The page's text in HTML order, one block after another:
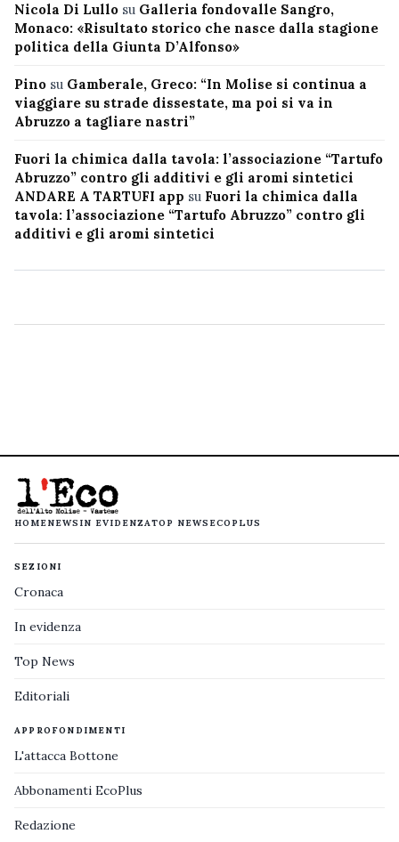
Nicola Di Lullo su Galleria fondovalle Sangro,
Monaco: «Risultato storico che nasce dalla stagione
politica della Giunta D’Alfonso»
Pino su Gamberale, Greco: “In Molise si continua a
viaggiare su strade dissestate, ma poi si va in
Abruzzo a tagliare nastri”
Fuori la chimica dalla tavola: l’associazione “Tartufo
Abruzzo” contro gli additivi e gli aromi sintetici
ANDARE A TARTUFI app su Fuori la chimica dalla
tavola: l’associazione “Tartufo Abruzzo” contro gli
additivi e gli aromi sintetici
HOMENEWS IN EVIDENZATOP NEWS ECOPLUS
SEZIONI
Cronaca
In evidenza
Top News
Editoriali
APPROFONDIMENTI
L'attacca Bottone
Abbonamenti EcoPlus
Redazione